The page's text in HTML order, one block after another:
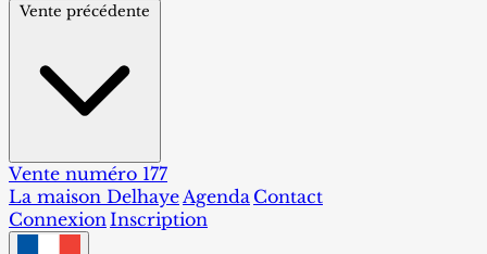
Vente précédente
Vente numéro 177
La maison DelhayeAgenda Contact
ConnexionInscription